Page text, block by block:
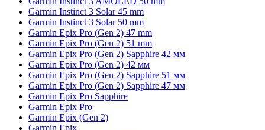
Garmin Instinct 3 Solar 45 mm
Garmin Instinct 3 Solar 50 mm
Garmin Epix Pro (Gen 2) 47 mm
Garmin Epix Pro (Gen 2) 51 mm
Garmin Epix Pro (Gen 2) Sapphire 42 мм
Garmin Epix Pro (Gen 2) 42 мм
Garmin Epix Pro (Gen 2) Sapphire 51 мм
Garmin Epix Pro (Gen 2) Sapphire 47 мм
Garmin Epix Pro Sapphire
Garmin Epix Pro
Garmin Epix (Gen 2)
Garmin Epix